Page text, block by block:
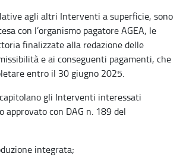
agli altri Interventi a superficie, sono
con l’organismo pagatore AGEA, le
finalizzate alla redazione delle
e ai conseguenti pagamenti, che
entro il 30 giugno 2025.
gli Interventi interessati
approvato con DAG n. 189 del
integrata;